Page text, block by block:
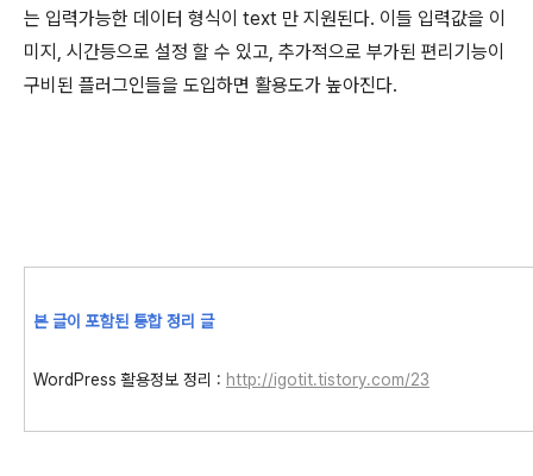
는 입력가능한 데이터 형식이 text 만 지원된다. 이들 입력값을 이
미지, 시간등으로 설정 할 수 있고, 추가적으로 부가된 편리기능이
구비된 플러그인들을 도입하면 활용도가 높아진다.
본 글이 포함된 통합 정리 글
WordPress 활용정보 정리 : http://igotit.tistory.com/23